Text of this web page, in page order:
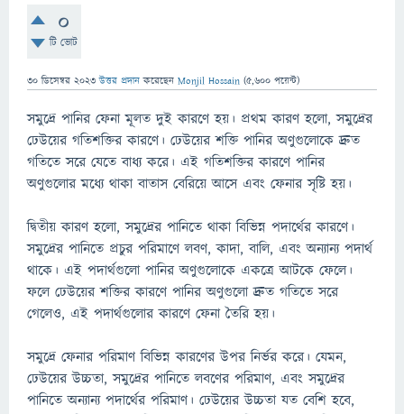
0
টি ভোট
30 ডিসেম্বর 2023 উত্তর প্রদান করেছেন Monjil Hossain (5,600 পয়েন্ট)
সমুদ্রে পানির ফেনা মূলত দুই কারণে হয়। প্রথম কারণ হলো, সমুদ্রের
ঢেউয়ের গতিশক্তির কারণে। ঢেউয়ের শক্তি পানির অণুগুলোকে দ্রুত
গতিতে সরে যেতে বাধ্য করে। এই গতিশক্তির কারণে পানির
অণুগুলোর মধ্যে থাকা বাতাস বেরিয়ে আসে এবং ফেনার সৃষ্টি হয়।
দ্বিতীয় কারণ হলো, সমুদ্রের পানিতে থাকা বিভিন্ন পদার্থের কারণে।
সমুদ্রের পানিতে প্রচুর পরিমাণে লবণ, কাদা, বালি, এবং অন্যান্য পদার্থ
থাকে। এই পদার্থগুলো পানির অণুগুলোকে একত্রে আটকে ফেলে।
ফলে ঢেউয়ের শক্তির কারণে পানির অণুগুলো দ্রুত গতিতে সরে
গেলেও, এই পদার্থগুলোর কারণে ফেনা তৈরি হয়।
সমুদ্রে ফেনার পরিমাণ বিভিন্ন কারণের উপর নির্ভর করে। যেমন,
ঢেউয়ের উচ্চতা, সমুদ্রের পানিতে লবণের পরিমাণ, এবং সমুদ্রের
পানিতে অন্যান্য পদার্থের পরিমাণ। ঢেউয়ের উচ্চতা যত বেশি হবে,